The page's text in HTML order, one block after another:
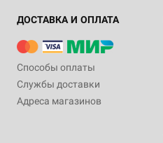
ДОСТАВКА И ОПЛАТА
Способы оплаты
Службы доставки
Адреса магазинов